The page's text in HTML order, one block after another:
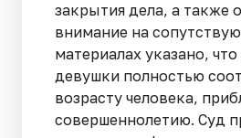
закрытия дела, а также
внимание на
материалах указано,
девушки полностью
возрасту человека,
совершеннолетию. Суд